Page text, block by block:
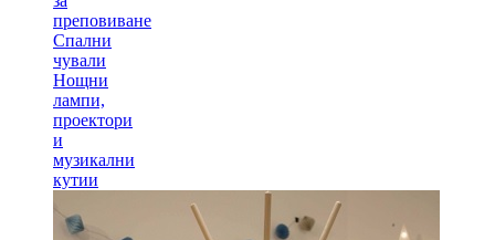
преповиване
Спални
чували
Нощни
лампи,
проектори
и
музикални
кутии